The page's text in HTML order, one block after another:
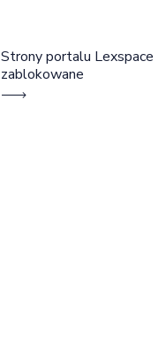
Strony portalu Lexspace
zablokowane